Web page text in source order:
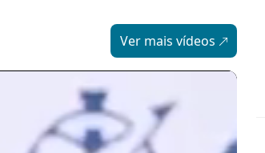
Ver mais vídeos